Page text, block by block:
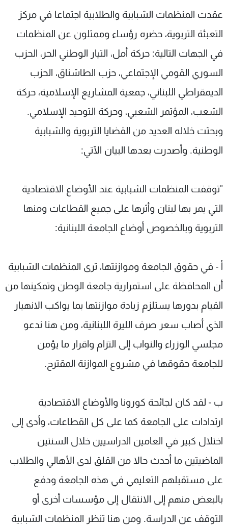
عقدت المنظمات الشبابية والطلابية اجتماعا في مركز
التعبئة التربوية، حضره رؤساء وممثلون عن المنظمات
في الجهات التالية: حركة أمل، التيار الوطني الحر، الحزب
السوري القومي الإجتماعي، حزب الطاشناق، الحزب
الديمقراطي اللبناني، جمعية المشاريع الإسلامية، حركة
الشعب، المؤتمر الشعبي، وحركة التوحيد الإسلامي.
وبحثت خلاله العديد من القضايا التربوية والشبابية
الوطنية. وأصدرت بعدها البيان الآتي:
"توقفت المنظمات الشبابية عند الأوضاع الاقتصادية
التي يمر بها لبنان وأثرها على جميع القطاعات ومنها
التربوية وبالخصوص أوضاع الجامعة اللبنانية:
أ - في حقوق الجامعة وموازنتها، ترى المنظمات الشبابية
أن المحافظة على استمرارية جامعة الوطن وتمكينها من
القيام بدورها يستلزم زيادة موازنتها بما يواكب الانهيار
الذي أصاب سعر صرف الليرة اللبنانية، ومن هنا ندعو
مجلسي الوزراء والنواب إلى التزام واقرار ما يؤمن
للجامعة حقوقها في مشروع الموازنة المقترح.
ب - لقد كان لجائحة كورونا والأوضاع الاقتصادية
ارتدادات على الجامعة كما على كل القطاعات، وأدى إلى
اختلال كبير في العامين الدراسيين خلال السنتين
الماضيتين ما أحدث حالا من القلق لدى الأهالي والطلاب
على مستقبلهم التعليمي في هذه الجامعة ودفع
بالبعض منهم إلى الانتقال إلى مؤسسات أخرى أو
التوقف عن الدراسة. ومن هنا تنظر المنظمات الشبابية
شاهد البرامج
عن MTV
الإنـتـاج
لاعلاناتكم
وظائف
تواصل معنا
شروط الإسـتخدام
سياسة الخصوصية